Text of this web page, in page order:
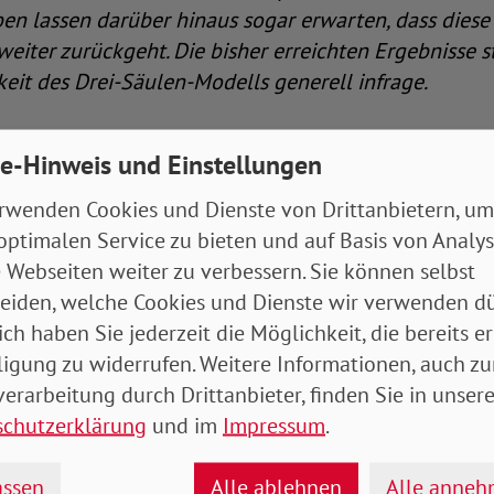
lassen darüber hinaus sogar erwarten, dass
zurückgeht. Die bisher erreichten Ergebnisse
des Drei-Säulen-Modells generell infrage.
Czaplicki, Dr. Thorsten Heien, Christian Rieckhoff
Alterssicherung auf drei Säulen: Modell mit
Rentenversicherung 2/
dass die aktuelle Altersabsicherung aus
ist. Und es bleibt mit Blick auf den
Gesetzgebungsverfahren der Eindruck zurück,
gedreht wird, aber der Mut für eine
fordern wir, dass die gesetzliche
übernimmt und betriebliche und private
Das gesetzliche Rentenniveau muss wieder auf
Hinweis und Einstellungen
Cookies und Dienste von Drittanbietern,
Service zu bieten und auf Basis von
Webseiten weiter zu verbessern. Sie können selbst
welche Cookies und Dienste wir verwenden
haben Sie jederzeit die Möglichkeit, die bereits
zu widerrufen. Weitere Informationen, auch
durch Drittanbieter, finden Sie in
und im Impressum.
Alle ablehnen Alle